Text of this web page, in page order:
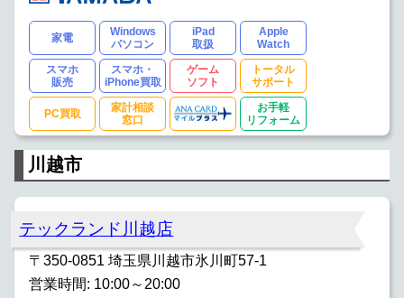
家電
Windows
パソコン
iPad
取扱
Apple
Watch
スマホ
販売
スマホ・
iPhone買取
ゲーム
ソフト
トータル
サポート
PC買取
家計相談
窓口
お手軽
リフォーム
川越市
テックランド川越店
〒350-0851 埼玉県川越市氷川町57-1
営業時間: 10:00～20:00